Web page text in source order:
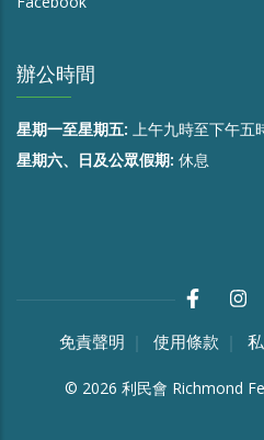
辦公時間
星期一至星期五: 上午九時至下午五
星期六、日及公眾假期: 休息
免責聲明 使用條款
© 2026 利民會 Richmond